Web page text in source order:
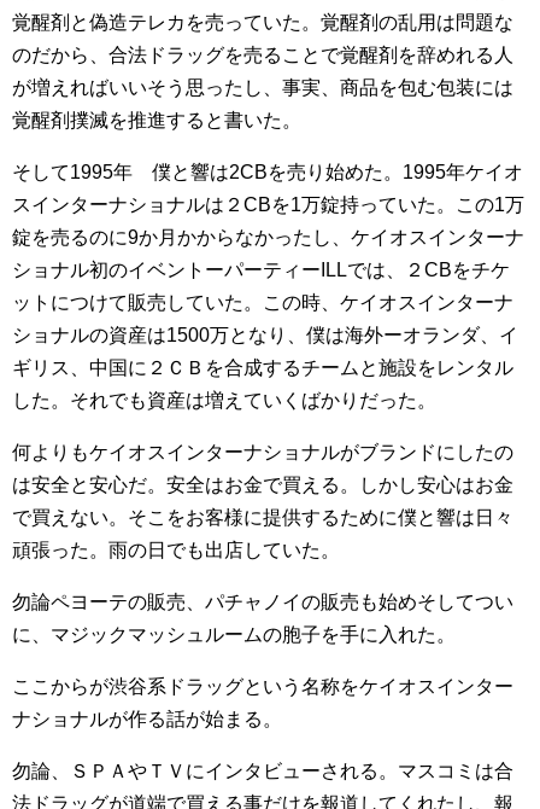
覚醒剤と偽造テレカを売っていた。覚醒剤の乱用は問題な
のだから、合法ドラッグを売ることで覚醒剤を辞めれる人
が増えればいいそう思ったし、事実、商品を包む包装には
覚醒剤撲滅を推進すると書いた。
そして1995年 僕と響は2CBを売り始めた。1995年ケイオ
スインターナショナルは２CBを1万錠持っていた。この1万
錠を売るのに9か月かからなかったし、ケイオスインターナ
ショナル初のイベントーパーティーILLでは、２CBをチケ
ットにつけて販売していた。この時、ケイオスインターナ
ショナルの資産は1500万となり、僕は海外ーオランダ、イ
ギリス、中国に２ＣＢを合成するチームと施設をレンタル
した。それでも資産は増えていくばかりだった。
何よりもケイオスインターナショナルがブランドにしたの
は安全と安心だ。安全はお金で買える。しかし安心はお金
で買えない。そこをお客様に提供するために僕と響は日々
頑張った。雨の日でも出店していた。
勿論ペヨーテの販売、パチャノイの販売も始めそしてつい
に、マジックマッシュルームの胞子を手に入れた。
ここからが渋谷系ドラッグという名称をケイオスインター
ナショナルが作る話が始まる。
勿論、ＳＰＡやＴＶにインタビューされる。マスコミは合
法ドラッグが道端で買える事だけを報道してくれたし、報